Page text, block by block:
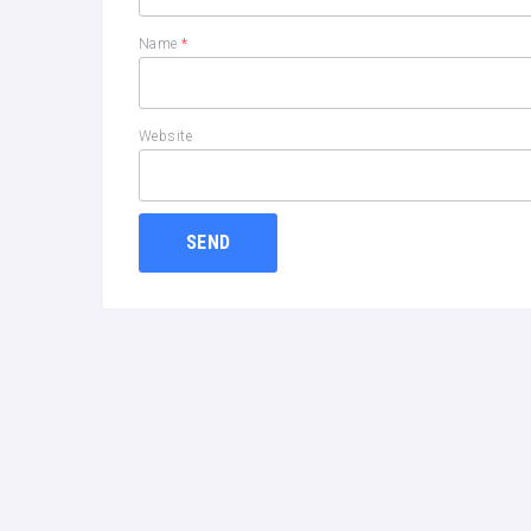
Name*
Website